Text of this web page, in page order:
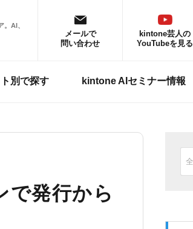
。AI、
メールで
問い合わせ
kintone芸人の
YouTubeを見る
別で探す kintone AIセミナー情報
発行から